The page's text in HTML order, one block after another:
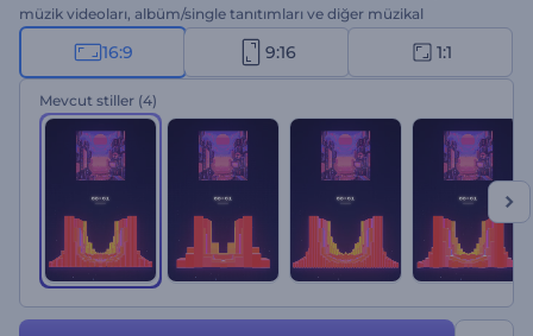
müzik videoları, albüm/single tanıtımları ve diğer müzikal
projelerinizde kullanabilirsiniz. Hemen deneyin!
16:9 9:16 1:1
Mevcut stiller (4)